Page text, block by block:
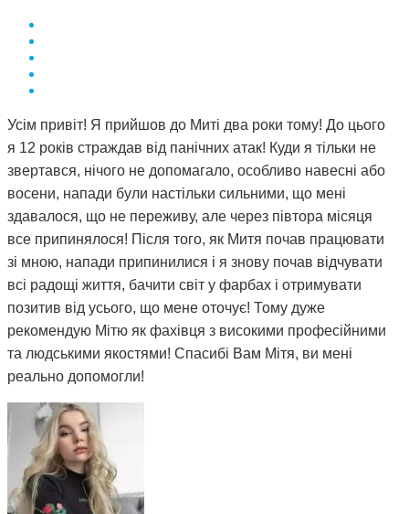
Усім привіт! Я прийшов до Миті два роки тому! До цього
я 12 років страждав від панічних атак! Куди я тільки не
звертався, нічого не допомагало, особливо навесні або
восени, напади були настільки сильними, що мені
здавалося, що не переживу, але через півтора місяця
все припинялося! Після того, як Митя почав працювати
зі мною, напади припинилися і я знову почав відчувати
всі радощі життя, бачити світ у фарбах і отримувати
позитив від усього, що мене оточує! Тому дуже
рекомендую Мітю як фахівця з високими професійними
та людськими якостями! Спасибі Вам Мітя, ви мені
реально допомогли!